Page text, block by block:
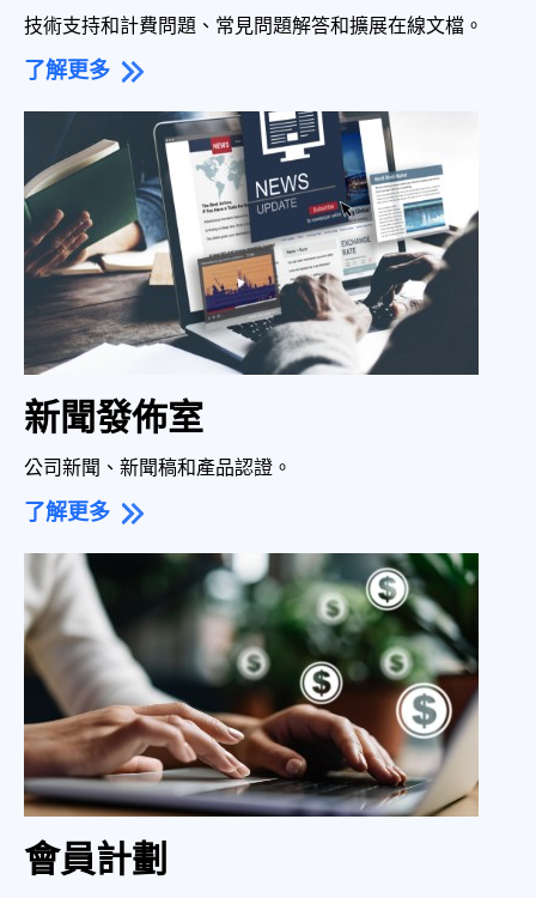
技術支持和計費問題、常見問題解答和擴展在線文檔。
了解更多
新聞發佈室
公司新聞、新聞稿和產品認證。
了解更多
會員計劃